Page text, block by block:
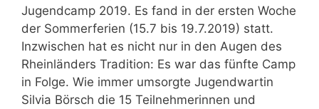
Jugendcamp 2019. Es fand in der ersten Woche
der Sommerferien (15.7 bis 19.7.2019) statt.
Inzwischen hat es nicht nur in den Augen des
Rheinländers Tradition: Es war das fünfte Camp
in Folge. Wie immer umsorgte Jugendwartin
Silvia Börsch die 15 Teilnehmerinnen und